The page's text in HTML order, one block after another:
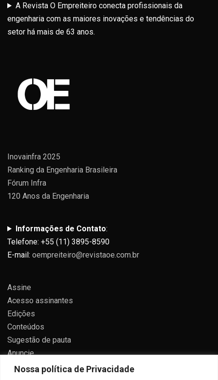
Nossa política de Privacidade
A Revista O Empreiteiro conecta profissionais da
engenharia com as maiores inovações e tendências do
setor há mais de 63 anos.
Inovainfra 2025
Ranking da Engenharia Brasileira
Fórum Infra
120 Anos da Engenharia
Informações de Contato:
Telefone: +55 (11) 3895-8590
E-mail: oempreiteiro@revistaoe.com.br
Assine
Acesso assinantes
Edições
Conteúdos
Sugestão de pauta
Anuncie
Contato